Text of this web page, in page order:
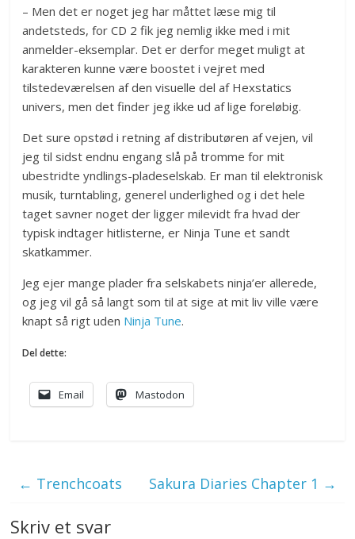
– Men det er noget jeg har måttet læse mig til
andetsteds, for CD 2 fik jeg nemlig ikke med i mit
anmelder-eksemplar. Det er derfor meget muligt at
karakteren kunne være boostet i vejret med
tilstedeværelsen af den visuelle del af Hexstatics
univers, men det finder jeg ikke ud af lige foreløbig.
Det sure opstød i retning af distributøren af vejen, vil
jeg til sidst endnu engang slå på tromme for mit
ubestridte yndlings-pladeselskab. Er man til elektronisk
musik, turntabling, generel underlighed og i det hele
taget savner noget der ligger milevidt fra hvad der
typisk indtager hitlisterne, er Ninja Tune et sandt
skatkammer.
Jeg ejer mange plader fra selskabets ninja’er allerede,
og jeg vil gå så langt som til at sige at mit liv ville være
knapt så rigt uden Ninja Tune.
Del dette:
Email Mastodon
← Trenchcoats Sakura Diaries Chapter 1 →
Skriv et svar